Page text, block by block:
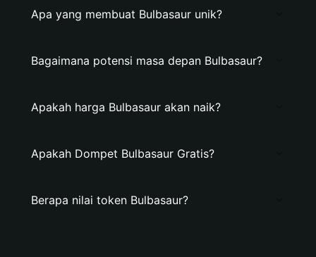
Apa yang membuat Bulbasaur unik?
Bagaimana potensi masa depan Bulbasaur?
Apakah harga Bulbasaur akan naik?
Apakah Dompet Bulbasaur Gratis?
Berapa nilai token Bulbasaur?